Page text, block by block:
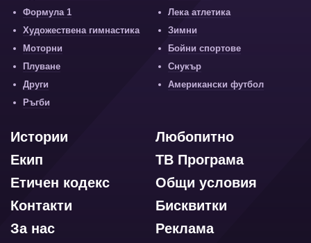
Формула 1
Лека атлетика
Художествена гимнастика
Зимни
Моторни
Бойни спортове
Плуване
Снукър
Други
Американски футбол
Ръгби
Любопитно
Истории
ТВ Програма
Екип
Общи условия
Етичен кодекс
Бисквитки
Контакти
Реклама
За нас